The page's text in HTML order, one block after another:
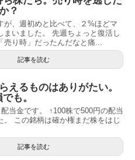
？
が、週初めと比べて、２%ほどマ
まいました。 先週ちょっと復活し
売り時」だったんだなと痛...
記事を読む
えるものはありがたい。
も。
当金です。 ↑100株で500円の配当
。 この銘柄は確か権まだ株をはじ
記事を読む